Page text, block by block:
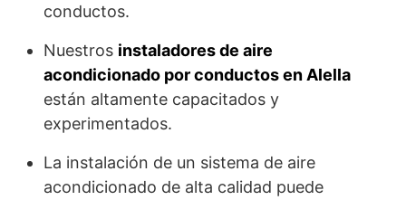
conductos.
Nuestros instaladores de aire
acondicionado por conductos en Alella
están altamente capacitados y
experimentados.
La instalación de un sistema de aire
acondicionado de alta calidad puede